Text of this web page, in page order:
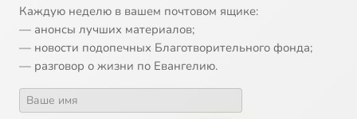
Каждую неделю в вашем почтовом ящике:
— анонсы лучших материалов;
— новости подопечных Благотворительного фонда;
— разговор о жизни по Евангелию.